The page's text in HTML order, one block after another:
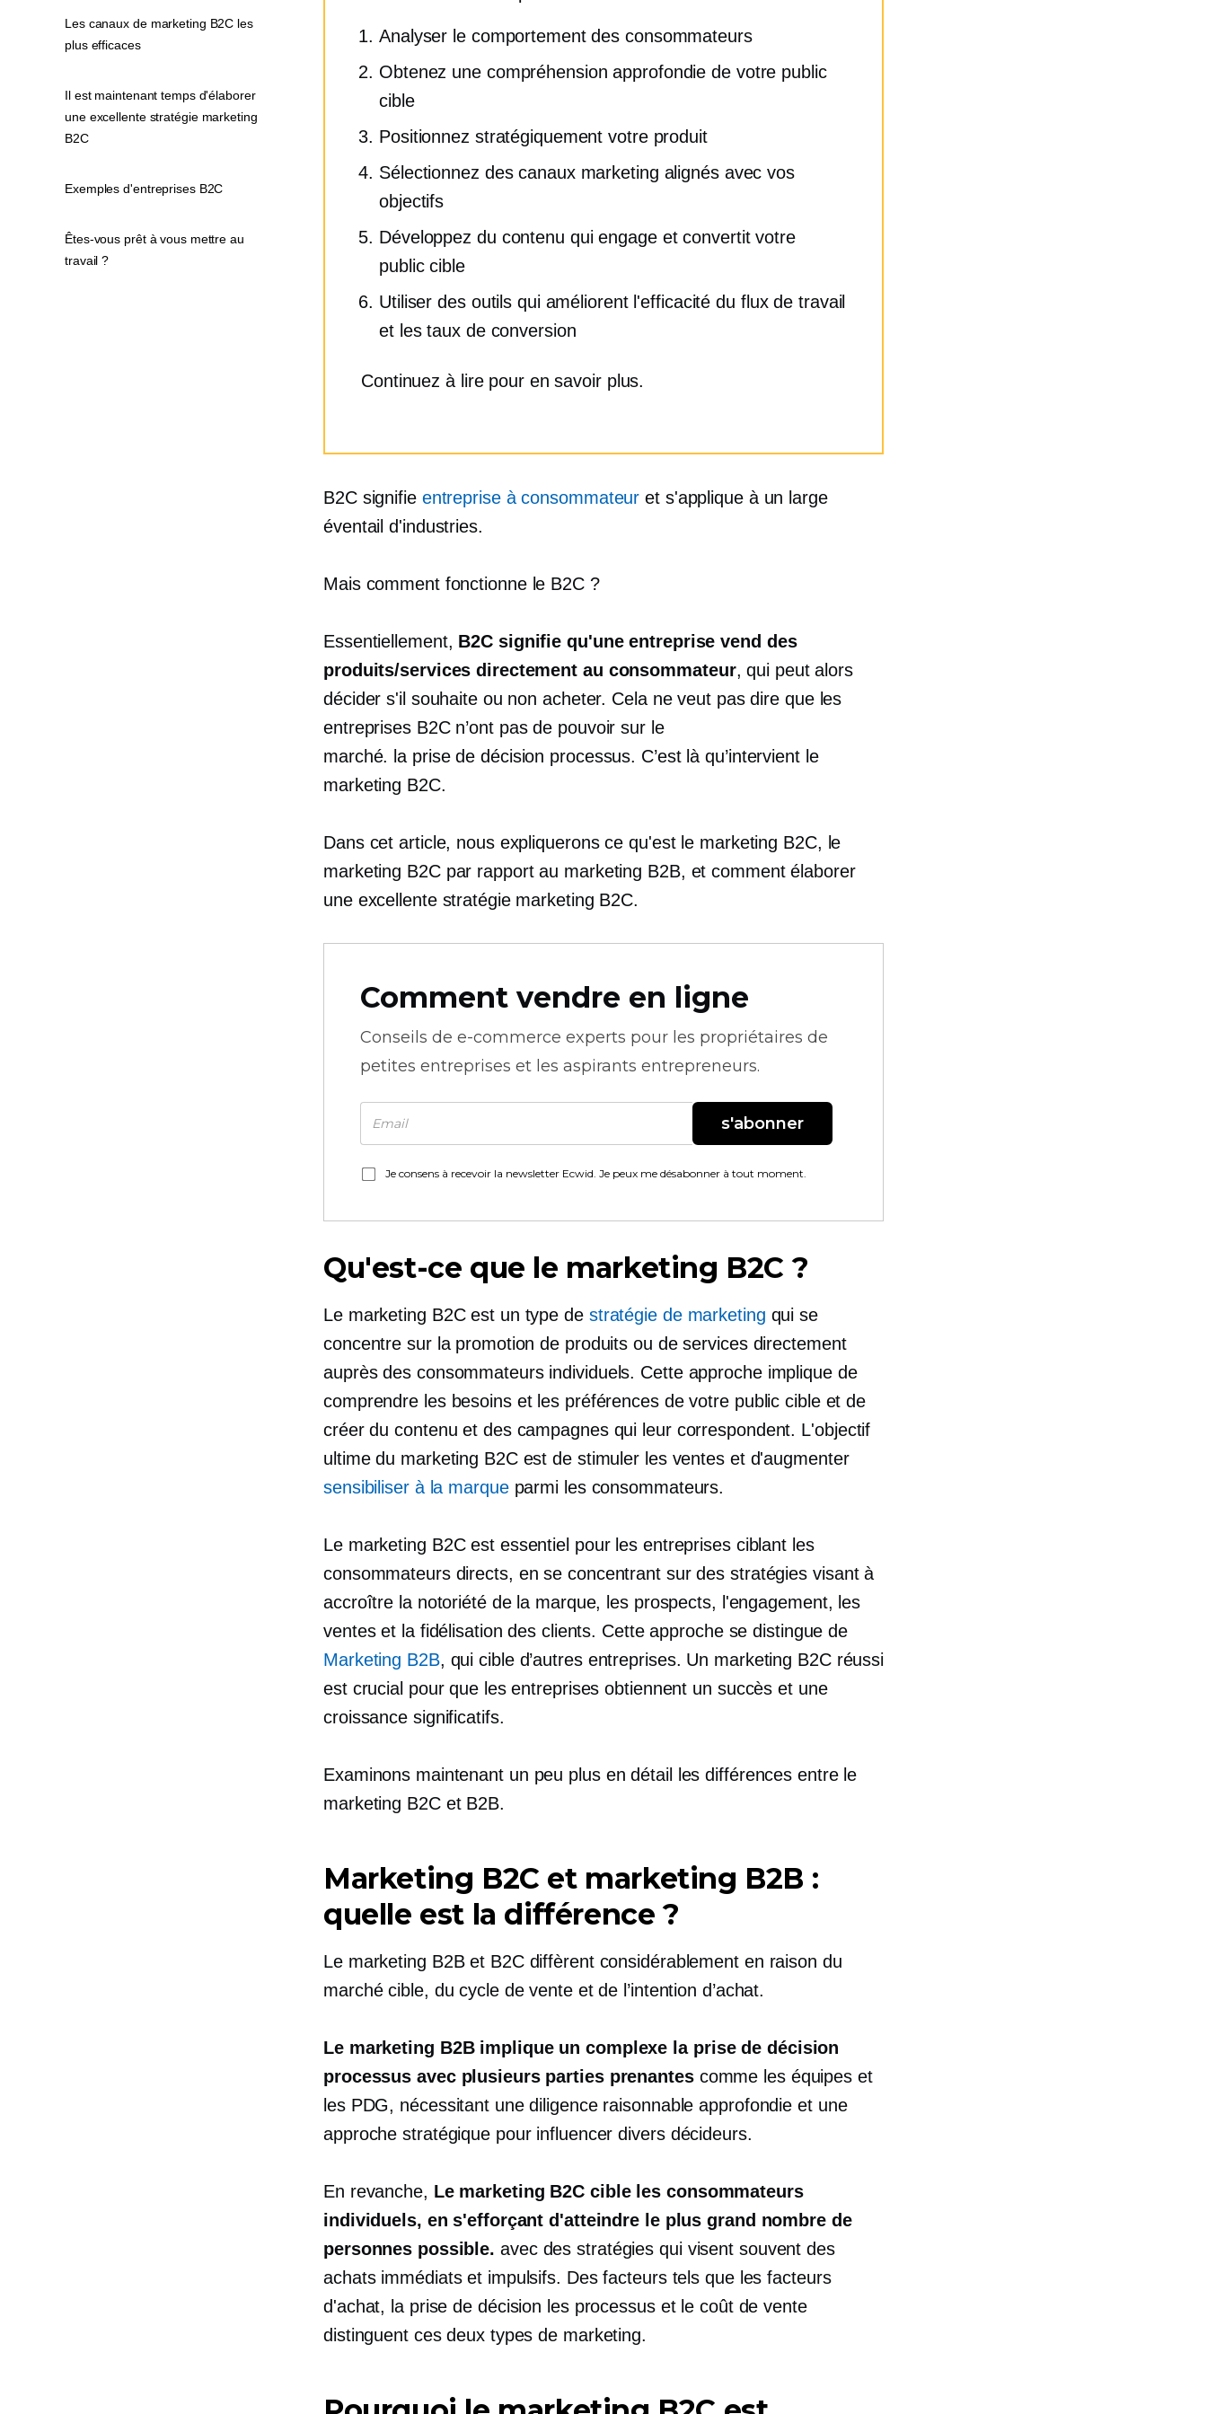
Analyser le comportement des consommateurs
Obtenez une compréhension approfondie de votre public
cible
Positionnez stratégiquement votre produit
Sélectionnez des canaux marketing alignés avec vos
objectifs
Développez du contenu qui engage et convertit votre
public cible
Utiliser des outils qui améliorent l'efficacité du flux de travail
et les taux de conversion
Continuez à lire pour en savoir plus.
B2C signifie entreprise à consommateur et s'applique à un large
éventail d'industries.
Mais comment fonctionne le B2C ?
Essentiellement, B2C signifie qu'une entreprise vend des
produits/services directement au consommateur, qui peut alors
décider s'il souhaite ou non acheter. Cela ne veut pas dire que les
entreprises B2C n’ont pas de pouvoir sur le
marché. la prise de décision processus. C’est là qu’intervient le
marketing B2C.
Dans cet article, nous expliquerons ce qu'est le marketing B2C, le
marketing B2C par rapport au marketing B2B, et comment élaborer
une excellente stratégie marketing B2C.
Comment vendre en ligne
Conseils de e-commerce experts pour les propriétaires de
petites entreprises et les aspirants entrepreneurs.
s'abonner
Je consens à recevoir la newsletter Ecwid. Je peux me désabonner à tout moment.
Qu'est-ce que le marketing B2C ?
Le marketing B2C est un type de stratégie de marketing qui se
concentre sur la promotion de produits ou de services directement
auprès des consommateurs individuels. Cette approche implique de
comprendre les besoins et les préférences de votre public cible et de
créer du contenu et des campagnes qui leur correspondent. L'objectif
ultime du marketing B2C est de stimuler les ventes et d'augmenter
sensibiliser à la marqueparmi les consommateurs.
Le marketing B2C est essentiel pour les entreprises ciblant les
consommateurs directs, en se concentrant sur des stratégies visant à
accroître la notoriété de la marque, les prospects, l'engagement, les
ventes et la fidélisation des clients. Cette approche se distingue de
Marketing B2B, qui cible d’autres entreprises. Un marketing B2C réussi
est crucial pour que les entreprises obtiennent un succès et une
croissance significatifs.
Examinons maintenant un peu plus en détail les différences entre le
marketing B2C et B2B.
Marketing B2C et marketing B2B :
quelle est la différence ?
Le marketing B2B et B2C diffèrent considérablement en raison du
marché cible, du cycle de vente et de l’intention d’achat.
Le marketing B2B implique un complexe la prise de décision
processus avec plusieurs parties prenantescomme les équipes et
les PDG, nécessitant une diligence raisonnable approfondie et une
approche stratégique pour influencer divers décideurs.
En revanche, Le marketing B2C cible les consommateurs
individuels, en s'efforçant d'atteindre le plus grand nombre de
personnes possible. avec des stratégies qui visent souvent des
achats immédiats et impulsifs. Des facteurs tels que les facteurs
d'achat, la prise de décision les processus et le coût de vente
distinguent ces deux types de marketing.
Les canaux de marketing B2C les
plus efficaces
Il est maintenant temps d'élaborer
une excellente stratégie marketing
B2C
Exemples d'entreprises B2C
Êtes-vous prêt à vous mettre au
travail ?